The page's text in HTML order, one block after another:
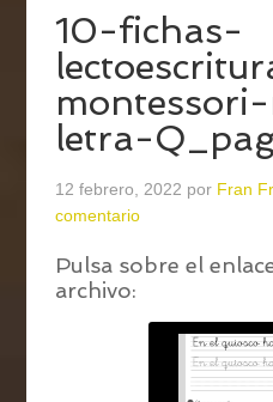
10-fichas-
letra-
12 febrero, 2022 por Fran
comentario
Pulsa sobre el
archivo: